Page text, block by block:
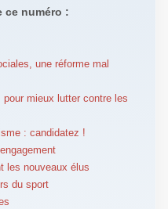
ce numéro :
une réforme mal
mieux lutter contre les
: candidatez !
les nouveaux élus
du sport